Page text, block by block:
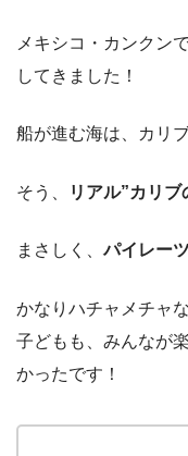
メキシコ・カンクン
してきました！
船が進む海は、カリブ
そう、 リアル”カリブ
まさしく、 パイレー
かなりハチャメチャ
子どもも、みんなが
かったです！